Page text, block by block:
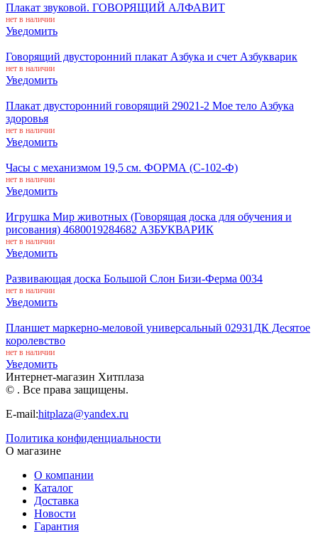
Плакат звуковой. ГОВОРЯЩИЙ АЛФАВИТ
нет в наличии
Уведомить
Говорящий двусторонний плакат Азбука и счет Азбукварик
нет в наличии
Уведомить
Плакат двусторонний говорящий 29021-2 Мое тело Азбука
здоровья
нет в наличии
Уведомить
Часы с механизмом 19,5 см. ФОРМА (С-102-Ф)
нет в наличии
Уведомить
Игрушка Мир животных (Говорящая доска для обучения и
рисования) 4680019284682 АЗБУКВАРИК
нет в наличии
Уведомить
Развивающая доска Большой Слон Бизи-Ферма 0034
нет в наличии
Уведомить
Планшет маркерно-меловой универсальный 02931ДК Десятое
королевство
нет в наличии
Уведомить
Интернет-магазин Хитплаза
© . Все права защищены.
E-mail:hitplaza@yandex.ru
Политика конфиденциальности
О магазине
О компании
Каталог
Доставка
Новости
Гарантия